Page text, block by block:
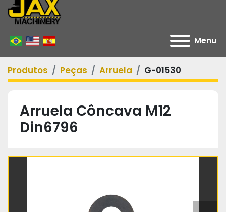
Menu
Produtos Peças Arruela G-01530
Arruela Côncava M12
Din6796